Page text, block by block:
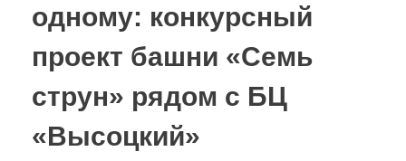
одному: конкурсный
проект башни «Семь
струн» рядом с БЦ
«Высоцкий»